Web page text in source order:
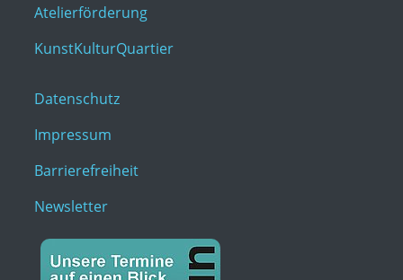
Atelierförderung
KunstKulturQuartier
Datenschutz
Impressum
Barrierefreiheit
Newsletter